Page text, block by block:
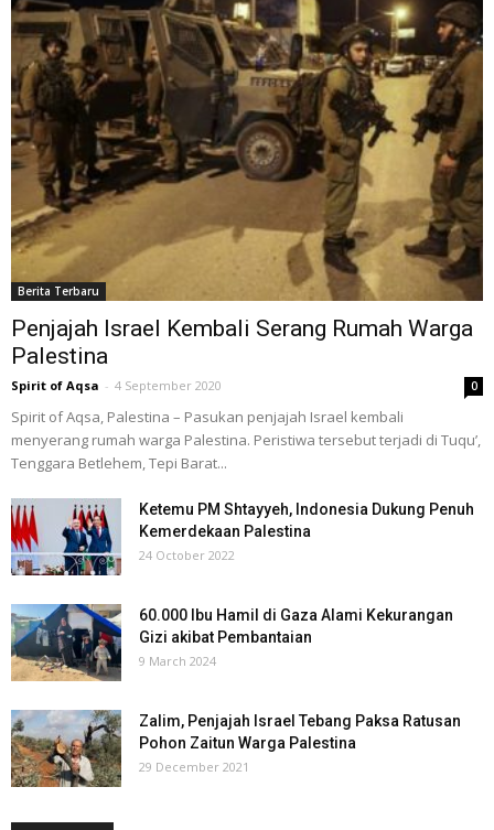
Berita Terbaru
Penjajah Israel Kembali Serang Rumah Warga
Palestina
Spirit of Aqsa - 4 September 2020 0
Spirit of Aqsa, Palestina – Pasukan penjajah Israel kembali
menyerang rumah warga Palestina. Peristiwa tersebut terjadi di Tuqu’,
Tenggara Betlehem, Tepi Barat...
Ketemu PM Shtayyeh, Indonesia Dukung Penuh
Kemerdekaan Palestina
24 October 2022
60.000 Ibu Hamil di Gaza Alami Kekurangan
Gizi akibat Pembantaian
9 March 2024
Zalim, Penjajah Israel Tebang Paksa Ratusan
Pohon Zaitun Warga Palestina
29 December 2021